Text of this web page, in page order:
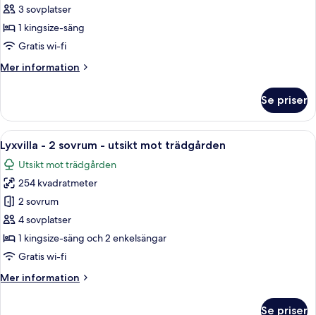
Sunrise
Sea
Facing
Room
3 sovplatser
1 kingsize-säng
Gratis wi-fi
Mer information
Mer
Sunrise
Sea
Facing
Terrace
Room
Se priser
Öppna
alla
foton
för
Lyxvilla
-
2
sovrum
utsikt
Ett modernt hotellrum med en stor
5
Lyxvilla - 2 sovrum - utsikt mot trädgården
Utsikt mot trädgården
254 kvadratmeter
2 sovrum
4 sovplatser
1 kingsize-säng och 2 enkelsängar
Gratis wi-fi
Mer information
Mer
Se priser